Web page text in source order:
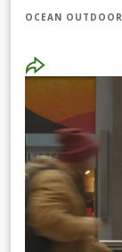
OCEAN OUTDOOR